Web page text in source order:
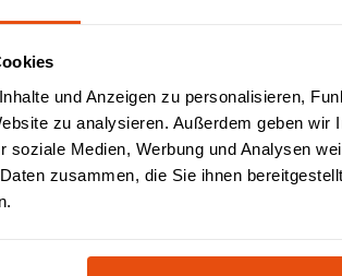
und Anzeigen zu personalisieren,
zu analysieren. Außerdem geben wir
soziale Medien, Werbung und Analysen
zusammen, die Sie ihnen